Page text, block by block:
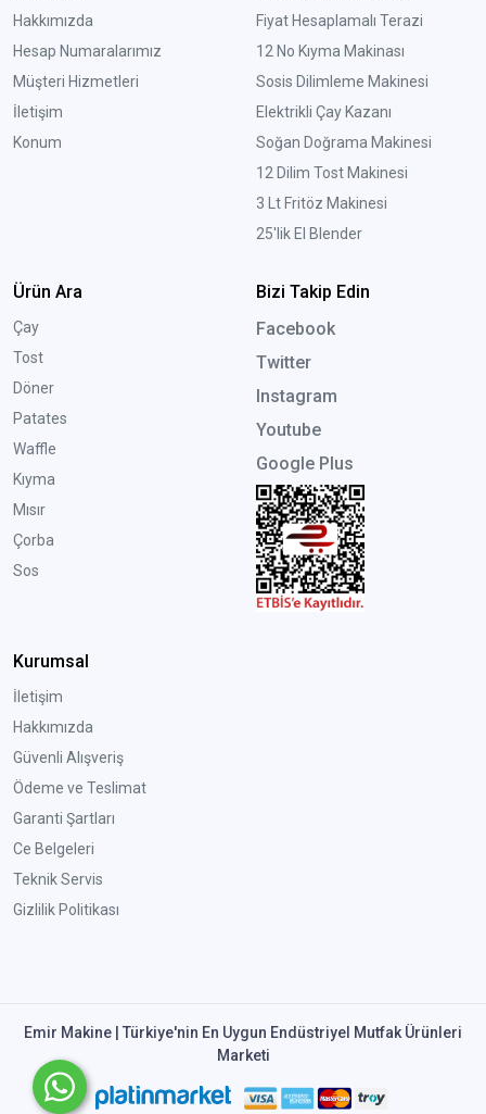
Hakkımızda
Hesap Numaralarımız
Müşteri Hizmetleri
İletişim
Konum
Fiyat Hesaplamalı Terazi
12 No Kıyma Makinası
Sosis Dilimleme Makinesi
Elektrikli Çay Kazanı
Soğan Doğrama Makinesi
12 Dilim Tost Makinesi
3 Lt Fritöz Makinesi
25'lik El Blender
Ürün Ara
Çay
Tost
Döner
Patates
Waffle
Kıyma
Mısır
Çorba
Sos
Bizi Takip Edin
Facebook
Twitter
Instagram
Youtube
Google Plus
Kurumsal
İletişim
Hakkımızda
Güvenli Alışveriş
Ödeme ve Teslimat
Garanti Şartları
Ce Belgeleri
Teknik Servis
Gizlilik Politikası
Emir Makine | Türkiye'nin En Uygun Endüstriyel Mutfak Ürünleri
Marketi